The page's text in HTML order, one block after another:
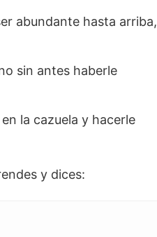
abundante hasta arriba,
sin antes haberle
la cazuela y hacerle
y dices: